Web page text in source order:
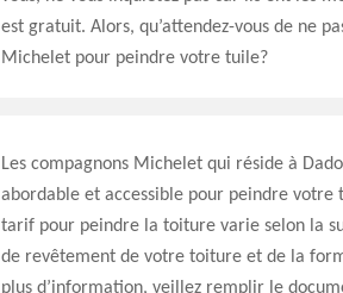
est gratuit. Alors, qu’attendez-vous de ne
Michelet pour peindre votre tuile?
Les compagnons Michelet qui réside à
abordable et accessible pour peindre votre
tarif pour peindre la toiture varie selon la
de revêtement de votre toiture et de la
plus d’information, veillez remplir le